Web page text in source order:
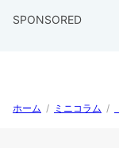
SPONSORED
ホーム / ミニコラム /